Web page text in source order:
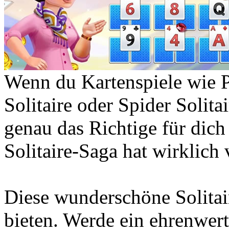
Wenn du Kartenspiele
Solitaire oder Spider
genau das Richtige für
Solitaire-Saga hat wirklich
Diese wunderschöne
bieten. Werde ein